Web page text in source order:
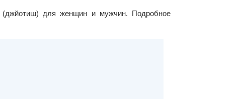
(джйотиш) для женщин и мужчин. Подробное